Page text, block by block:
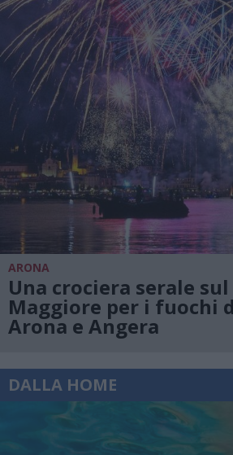
ARONA
Una crociera serale sul
Maggiore per i fuochi
Arona e Angera
DALLA HOME